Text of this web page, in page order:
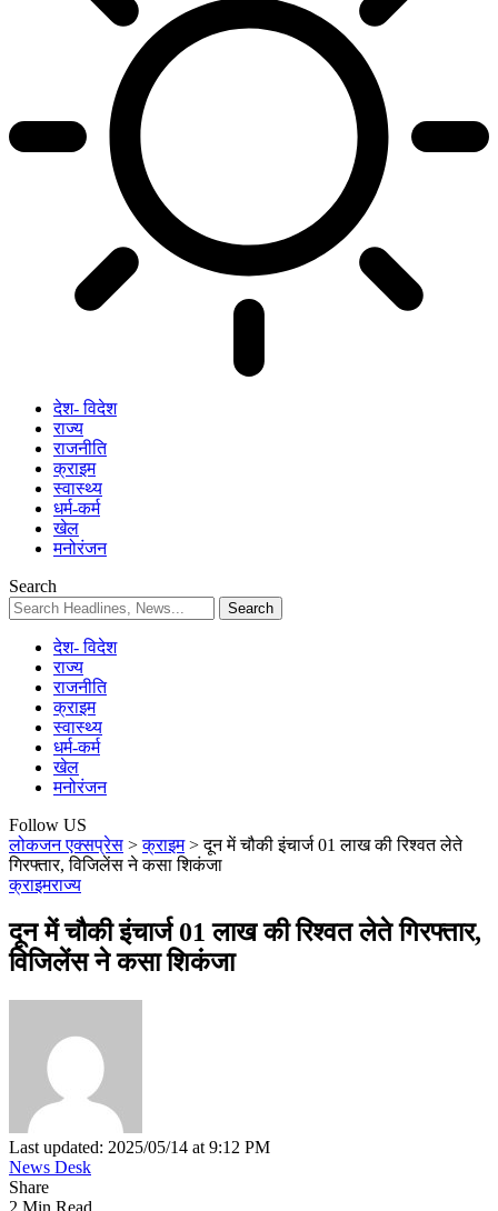
देश- विदेश
राज्य
राजनीति
क्राइम
स्वास्थ्य
धर्म-कर्म
खेल
मनोरंजन
Search
देश- विदेश
राज्य
राजनीति
क्राइम
स्वास्थ्य
धर्म-कर्म
खेल
मनोरंजन
Follow US
लोकजन एक्सप्रेस >क्राइम>दून में चौकी इंचार्ज 01 लाख की रिश्वत लेते
गिरफ्तार, विजिलेंस ने कसा शिकंजा
क्राइमराज्य
दून में चौकी इंचार्ज 01 लाख की रिश्वत लेते गिरफ्तार,
विजिलेंस ने कसा शिकंजा
Last updated: 2025/05/14 at 9:12 PM
News Desk
Share
2 Min Read